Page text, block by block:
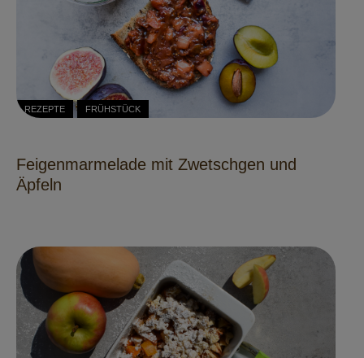
REZEPTE FRÜHSTÜCK
Feigenmarmelade mit Zwetschgen und
Äpfeln